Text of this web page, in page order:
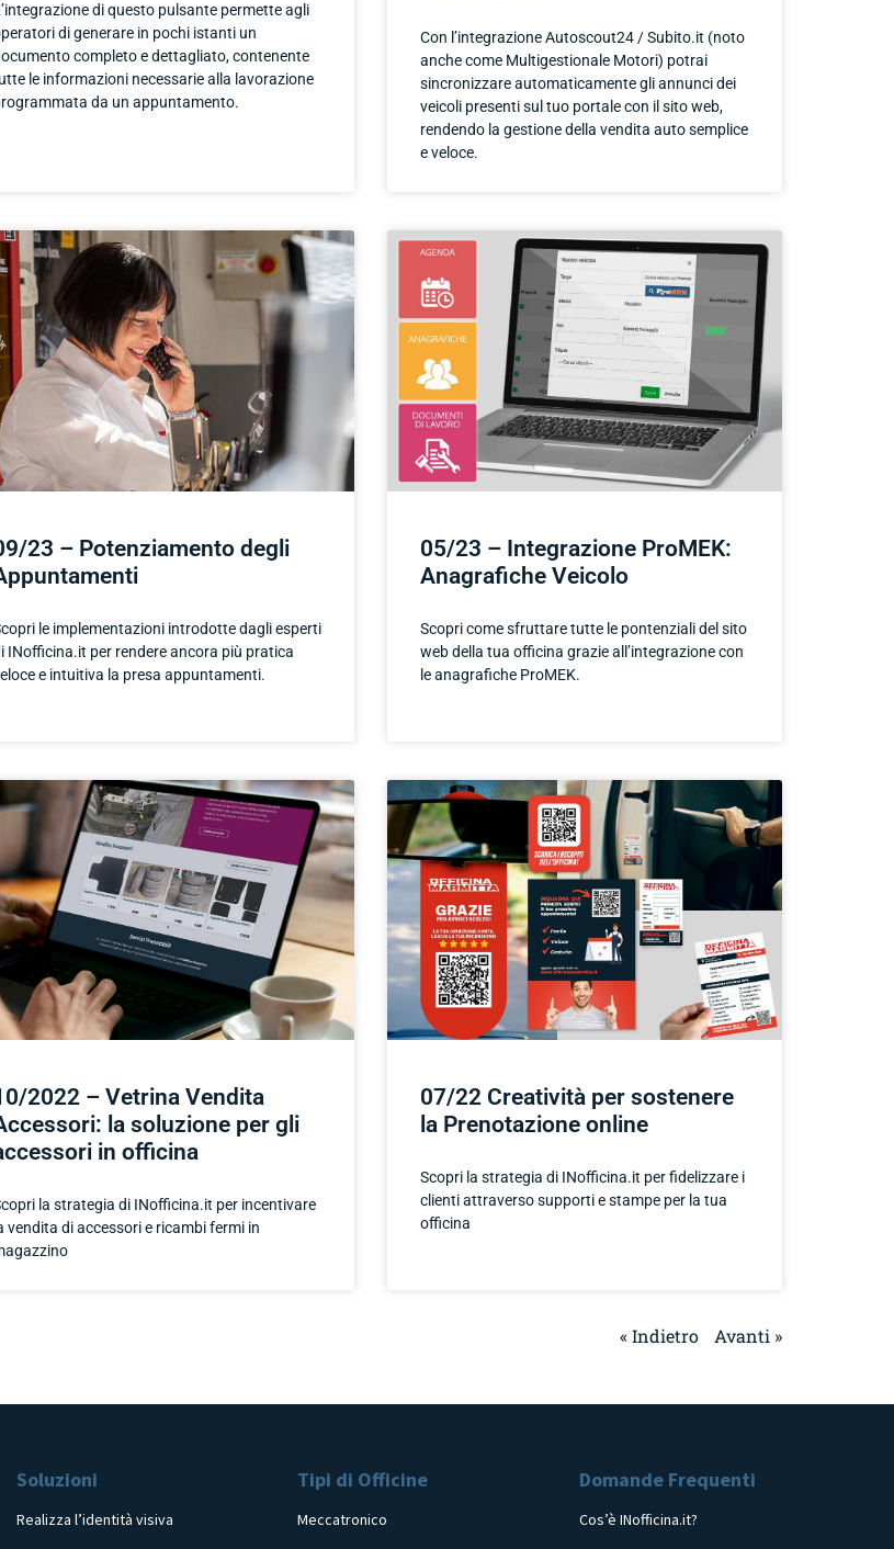
di questo pulsante permette agli
di generare in pochi istanti un
completo e dettagliato, contenente
le informazioni necessarie alla lavorazione
da un appuntamento.
Con l’integrazione Autoscout24 / Subito.it (noto
anche come Multigestionale Motori) potrai
sincronizzare automaticamente gli annunci dei
veicoli presenti sul tuo portale con il sito web,
rendendo la gestione della vendita auto semplice
e veloce.
23 – Potenziamento degli
le implementazioni introdotte dagli esperti
INofficina.it per rendere ancora più pratica
e intuitiva la presa appuntamenti.
05/23 – Integrazione ProMEK:
Anagrafiche Veicolo
Scopri come sfruttare tutte le pontenziali del sito
web della tua officina grazie all’integrazione con
le anagrafiche ProMEK.
2022 – Vetrina Vendita
la soluzione per gli
in officina
la strategia di INofficina.it per incentivare
vendita di accessori e ricambi fermi in
07/22 Creatività per sostenere
la Prenotazione online
Scopri la strategia di INofficina.it per fidelizzare i
clienti attraverso supporti e stampe per la tua
officina
« Indietro Avanti »
Soluzioni
Realizza l’identità visiva
Tipi di Officine
Meccatronico
Domande Frequenti
Cos’è INofficina.it?